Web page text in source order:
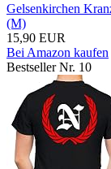
Gelsenkirchen
(M)
15,90 EUR
Bei Amazon kaufen
Bestseller Nr. 10